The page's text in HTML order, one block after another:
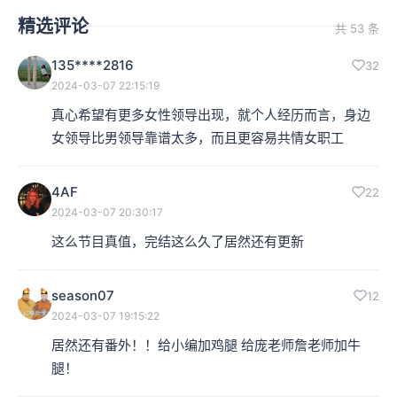
精选评论 共 53 条
135****2816 32
2024-03-07 22:15:19
真心希望有更多女性领导出现，就个人经历而言，身边
女领导比男领导靠谱太多，而且更容易共情女职工
4AF 22
2024-03-07 20:30:17
这么节目真值，完结这么久了居然还有更新
season07 12
2024-03-07 19:15:22
居然还有番外！！给小编加鸡腿 给庞老师詹老师加牛
腿！